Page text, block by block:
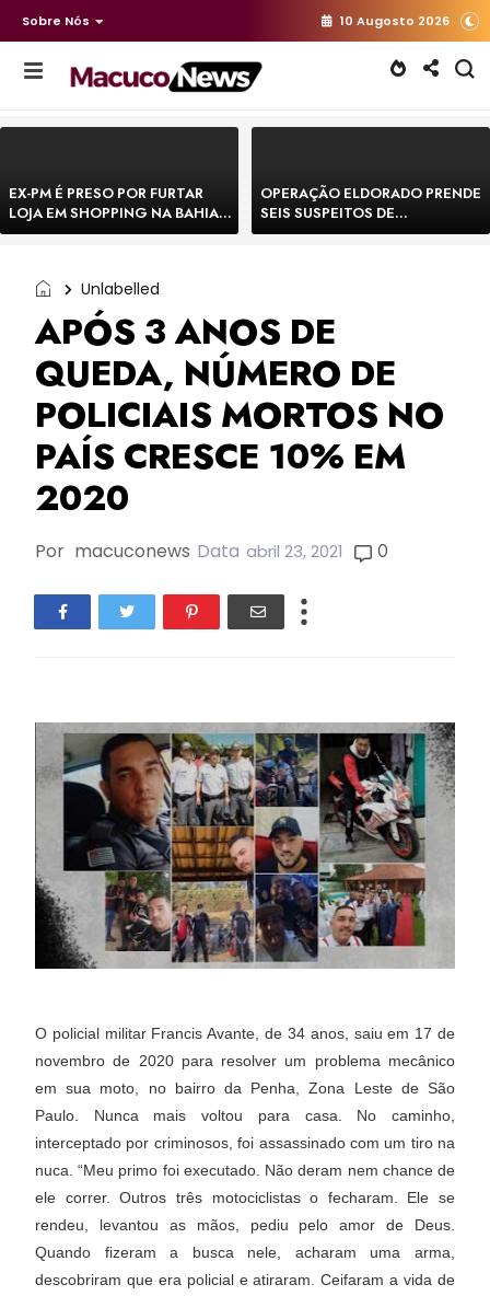
Sobre Nós 10 Augosto 2026
EX-PM É PRESO POR FURTAR
LOJA EM SHOPPING NA BAHIA E
ESCAPA CORRENDO DE
OPERAÇÃO ELDORADO PRENDE
SEIS SUSPEITOS DE
MOVIMENTAR R$ 25 MILHÕES
Unlabelled
APÓS 3 ANOS DE
QUEDA, NÚMERO DE
POLICIAIS MORTOS NO
PAÍS CRESCE 10% EM
2020
Por macuconews Data abril 23, 2021 0
O policial militar Francis Avante, de 34 anos, saiu em 17 de
novembro de 2020 para resolver um problema mecânico
em sua moto, no bairro da Penha, Zona Leste de São
Paulo. Nunca mais voltou para casa. No caminho,
interceptado por criminosos, foi assassinado com um tiro na
nuca. “Meu primo foi executado. Não deram nem chance de
ele correr. Outros três motociclistas o fecharam. Ele se
rendeu, levantou as mãos, pediu pelo amor de Deus.
Quando fizeram a busca nele, acharam uma arma,
descobriram que era policial e atiraram. Ceifaram a vida de